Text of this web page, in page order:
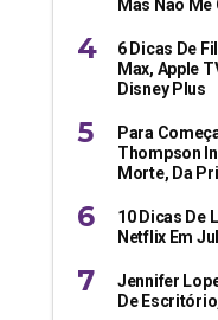
Mas Não
6 Dicas De
Max, Apple
Disney Plus
Para
Thompson
Morte, Da
10 Dicas De
Netflix Em
Jennifer
De